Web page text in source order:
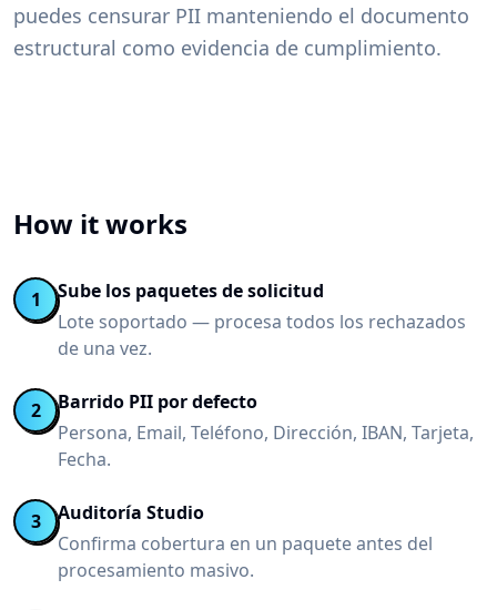
puedes censurar PII manteniendo el documento
estructural como evidencia de cumplimiento.
How it works
1
Sube los paquetes de solicitud
Lote soportado — procesa todos los rechazados
de una vez.
2
Barrido PII por defecto
Persona, Email, Teléfono, Dirección, IBAN, Tarjeta,
Fecha.
3
Auditoría Studio
Confirma cobertura en un paquete antes del
procesamiento masivo.